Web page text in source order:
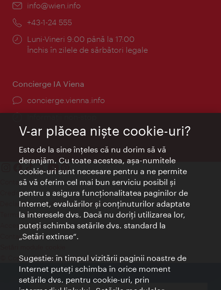
E-
info@wien.info
Telefon:
+43-1-24 555
Program:
Luni-Vineri 9:00 până la 17:00
Închis în zilele de sărbători legale
Concierge IA Viena
concierge.vienna.info
Contact
Credits
Declaraţie privind protecţia datelor
Terms of Use
Accesibilitate
Contact presa
© Copyright Wien Tourismus
V-ar plăcea nişte cookie-uri?
Este de la sine înţeles că nu dorim să vă
deranjăm. Cu toate acestea, aşa-numitele
cookie-uri sunt necesare pentru a ne permite
să vă oferim cel mai bun serviciu posibil şi
pentru a asigura funcţionalitatea paginilor de
Internet, evaluărilor şi conţinuturilor adaptate
la interesele dvs. Dacă nu doriţi utilizarea lor,
puteţi schimba setările dvs. standard la
„Setări extinse“.
Sugestie: în timpul vizitării paginii noastre de
Internet puteţi schimba în orice moment
setările dvs. pentru cookie-uri, prin